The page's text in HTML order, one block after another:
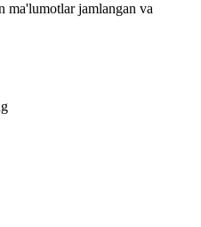
ma'lumotlar jamlangan va